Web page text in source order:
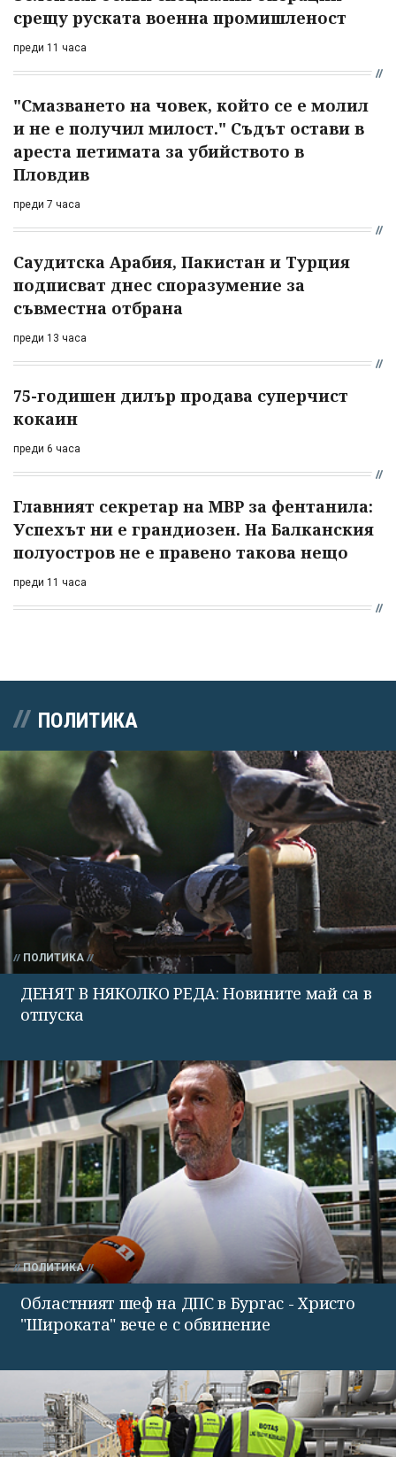
срещу руската военна промишленост
преди 11 часа
"Смазването на човек, който се е молил
и не е получил милост." Съдът остави в
ареста петимата за убийството в
Пловдив
преди 7 часа
Саудитска Арабия, Пакистан и Турция
подписват днес споразумение за
съвместна отбрана
преди 13 часа
75-годишен дилър продава суперчист
кокаин
преди 6 часа
Главният секретар на МВР за фентанила:
Успехът ни е грандиозен. На Балканския
полуостров не е правено такова нещо
преди 11 часа
ПОЛИТИКА
ПОЛИТИКА
ДЕНЯТ В НЯКОЛКО РЕДА: Новините май са в
отпуска
ПОЛИТИКА
Областният шеф на ДПС в Бургас - Христо
"Широката" вече е с обвинение